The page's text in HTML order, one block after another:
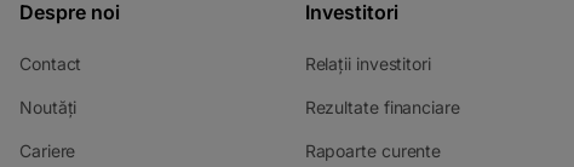
Despre noi
Contact
Noutăți
Cariere
Investitori
Relații investitori
Rezultate financiare
Rapoarte curente